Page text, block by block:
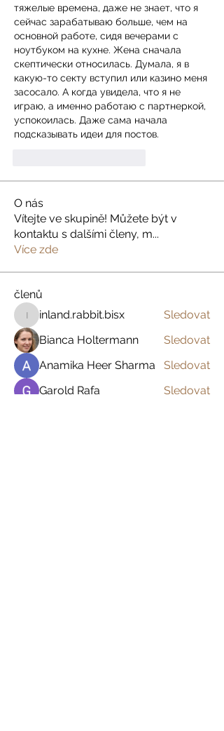
тяжелые времена, даже не знает, что я
сейчас зарабатываю больше, чем на
основной работе, сидя вечерами с
ноутбуком на кухне. Жена сначала
скептически относилась. Думала, я в
какую-то секту вступил или казино меня
засосало. А когда увидела, что я не
играю, а именно работаю с партнеркой,
успокоилась. Даже сама начала
подсказывать идеи для постов.
O nás
Vítejte ve skupině! Můžete být v
kontaktu s dalšími členy, m...
Více zde
členů
inland.rabbit.bisx
inland.rabbit.bisx
Sledovat
Bianca Holtermann
Sledovat
Anamika Heer Sharma
Sledovat
Garold Rafa
Sledovat